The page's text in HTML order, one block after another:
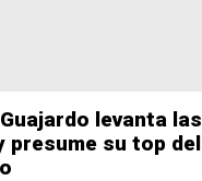
levanta las
presume su top del